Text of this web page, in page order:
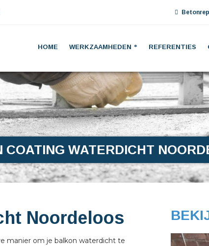
HOME WERKZAAMHEDEN REFERENTIES
COATING WATERDICHT
Noordeloos
manier om je balkon waterdicht te